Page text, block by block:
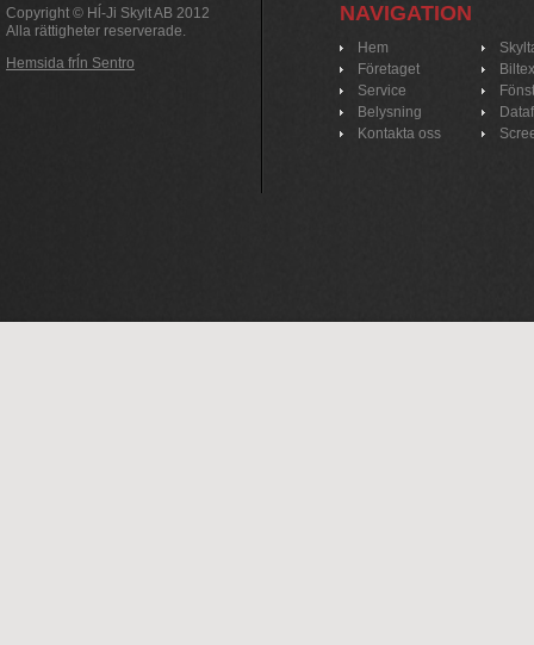
Copyright © Hĺ-Ji Skylt AB 2012
Alla rättigheter reserverade.
Hemsida frĺn Sentro
NAVIGATION
Hem
Företaget
Service
Belysning
Kontakta oss